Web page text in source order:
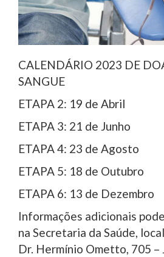
CALENDÁRIO 2023 DE
SANGUE
ETAPA 2: 19 de Abril
ETAPA 3: 21 de Junho
ETAPA 4: 23 de Agosto
ETAPA 5: 18 de Outubro
ETAPA 6: 13 de Dezembro
Informações adicionais
na Secretaria da Saúde,
Dr. Hermínio Ometto, 705 –